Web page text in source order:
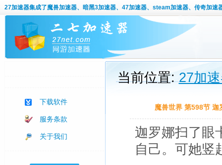
27加速器集成了魔兽加速器、暗黑3加速器、47加速器、steam加速器、传奇加速
下载软件
服务条款
关于我们
当前位置:27加
魔兽世界 第598节 迦
迦罗娜扫了眼
自己。可她竖